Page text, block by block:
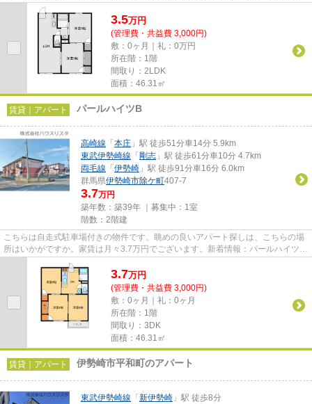
イチオシ物件情報：「マロンハ...
3.5万円
(管理費・共益費 3,000円)
敷：0ヶ月｜礼：0万円
所在階：1階
間取り：2LDK
面積：46.31㎡
賃貸｜アパート パールハイツB
高崎線 「 本庄 」駅 徒歩51分車14分 5.9km
東武伊勢崎線 「 剛志 」駅 徒歩61分車10分 4.7km
両毛線 「 伊勢崎 」駅 徒歩91分車16分 6.0km
群馬県伊勢崎市除ケ町407-7
3.7万円
築年数：築39年 ｜募集中： 1室
階数：2階建
こちらは自走式駐車場付きの物件です。眺めの良いアパート探しは、こちらの場
所はいかがですか。家賃は月々3.7万円でございます。新着情報：パールハイツB
の空室情報ならコチラ。伊勢...
3.7万円
(管理費・共益費 3,000円)
敷：0ヶ月｜礼：0ヶ月
所在階：1階
間取り：3DK
面積：46.31㎡
賃貸｜アパート 伊勢崎市平和町のアパート
東武伊勢崎線 「 新伊勢崎 」駅 徒歩8分